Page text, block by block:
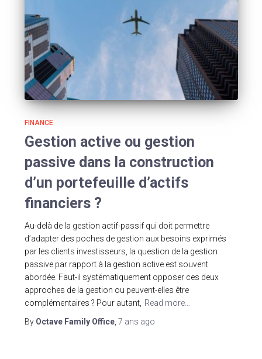
FINANCE
Gestion active ou gestion
passive dans la construction
d’un portefeuille d’actifs
financiers ?
Au-delà de la gestion actif-passif qui doit permettre
d’adapter des poches de gestion aux besoins exprimés
par les clients investisseurs, la question de la gestion
passive par rapport à la gestion active est souvent
abordée. Faut-il systématiquement opposer ces deux
approches de la gestion ou peuvent-elles être
complémentaires ? Pour autant, Read more…
By Octave Family Office, 7 ans ago